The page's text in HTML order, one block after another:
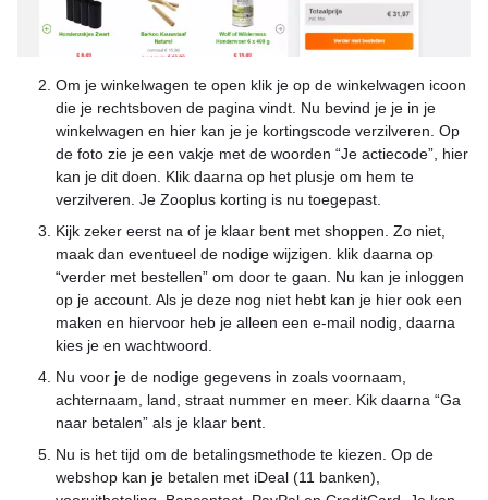
Om je winkelwagen te open klik je op de winkelwagen icoon
die je rechtsboven de pagina vindt. Nu bevind je je in je
winkelwagen en hier kan je je kortingscode verzilveren. Op
de foto zie je een vakje met de woorden “Je actiecode”, hier
kan je dit doen. Klik daarna op het plusje om hem te
verzilveren. Je Zooplus korting is nu toegepast.
Kijk zeker eerst na of je klaar bent met shoppen. Zo niet,
maak dan eventueel de nodige wijzigen. klik daarna op
“verder met bestellen” om door te gaan. Nu kan je inloggen
op je account. Als je deze nog niet hebt kan je hier ook een
maken en hiervoor heb je alleen een e-mail nodig, daarna
kies je en wachtwoord.
Nu voor je de nodige gegevens in zoals voornaam,
achternaam, land, straat nummer en meer. Kik daarna “Ga
naar betalen” als je klaar bent.
Nu is het tijd om de betalingsmethode te kiezen. Op de
webshop kan je betalen met iDeal (11 banken),